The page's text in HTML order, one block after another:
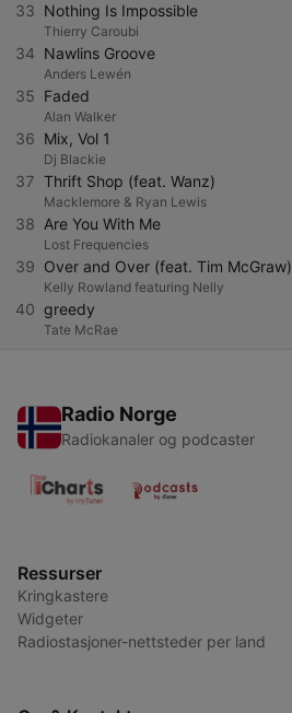
33 Nothing Is Impossible
Thierry Caroubi
34 Nawlins Groove
Anders Lewén
35 Faded
Alan Walker
36 Mix, Vol 1
Dj Blackie
37 Thrift Shop (feat. Wanz)
Macklemore & Ryan Lewis
38 Are You With Me
Lost Frequencies
39 Over and Over (feat. Tim McGraw)
Kelly Rowland featuring Nelly
40 greedy
Tate McRae
Radio Norge
Radiokanaler og podcaster
Ressurser
Kringkastere
Widgeter
Radiostasjoner-nettsteder per land